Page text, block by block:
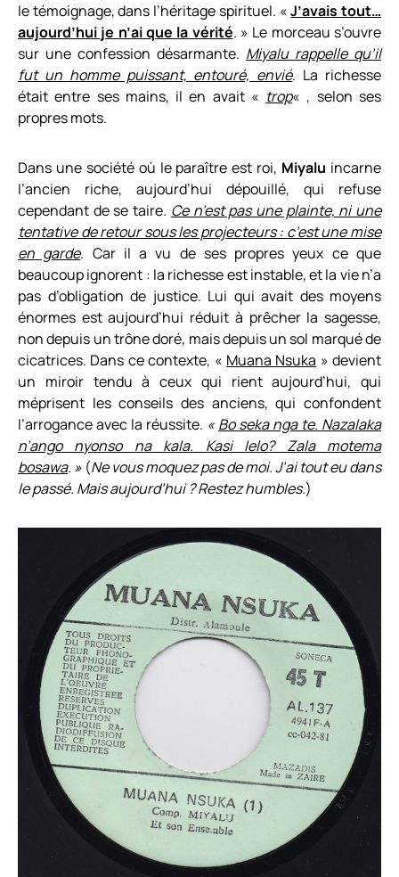
le témoignage, dans l’héritage spirituel. «J’avais tout…
aujourd’hui je n’ai que la vérité. » Le morceau s’ouvre
sur une confession désarmante. Miyalu rappelle qu’il
fut un homme puissant, entouré, envié. La richesse
était entre ses mains, il en avait « trop« , selon ses
propres mots.
Dans une société où le paraître est roi, Miyalu incarne
l’ancien riche, aujourd’hui dépouillé, qui refuse
cependant de se taire. Ce n’est pas une plainte, ni une
tentative de retour sous les projecteurs : c’est une mise
en garde. Car il a vu de ses propres yeux ce que
beaucoup ignorent : la richesse est instable, et la vie n’a
pas d’obligation de justice. Lui qui avait des moyens
énormes est aujourd’hui réduit à prêcher la sagesse,
non depuis un trône doré, mais depuis un sol marqué de
cicatrices. Dans ce contexte, « Muana Nsuka » devient
un miroir tendu à ceux qui rient aujourd’hui, qui
méprisent les conseils des anciens, qui confondent
l’arrogance avec la réussite. « Bo seka nga te. Nazalaka
n’ango nyonso na kala. Kasi lelo? Zala motema
bosawa. » (Ne vous moquez pas de moi. J’ai tout eu dans
le passé. Mais aujourd’hui ? Restez humbles.)